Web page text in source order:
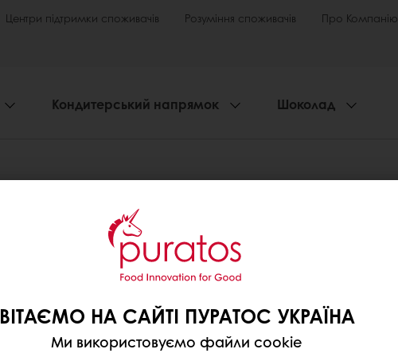
Центри підтримки споживачів Розуміння споживачів Про Компанію
Кондитерський напрямок Шоколад
ВІТАЄМО НА САЙТІ ПУРАТОС УКРАЇНА
Ми використовуємо файли cookie